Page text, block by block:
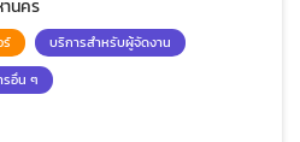
นคร
ร์
บริการสำหรับผู้จัดงาน
รอื่น ๆ